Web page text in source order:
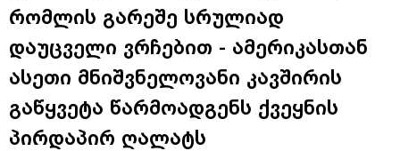
რომლის გარეშე სრულიად
დაუცველი ვრჩებით - ამერიკასთან
ასეთი მნიშვნელოვანი კავშირის
გაწყვეტა წარმოადგენს ქვეყნის
პირდაპირ ღალატს